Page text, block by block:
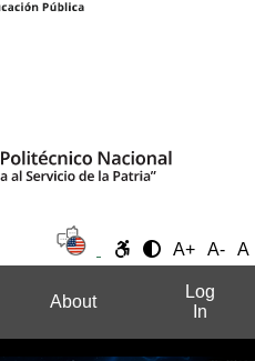
A+ A- A
About
Log
In